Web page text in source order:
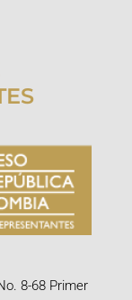
8-68 Primer